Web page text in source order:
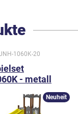
1060K-20
- metall
Neuheit